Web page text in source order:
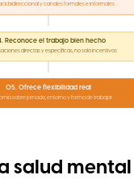
bidireccional y canales formales e informales
Reconoce el trabajo bien hecho
directas y específicas, no solo incentivos
05. Ofrece flexibilidad real
sobre jornada, entorno y forma de trabajar
salud mental